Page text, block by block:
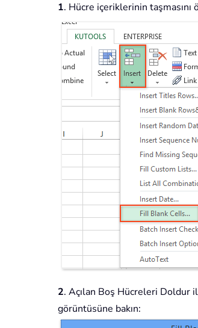
1. Hücre içeriklerinin taşmasını
2. Açılan Boş Hücreleri Doldur
görüntüsüne bakın: